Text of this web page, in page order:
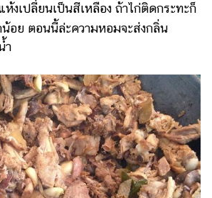
ห้งเปลี่ยนเป็นสีเหลือง ถ้าไก่ติดกระทะก็
อย ตอนนี้ล่ะความหอมจะส่งกลิ่น
ำ